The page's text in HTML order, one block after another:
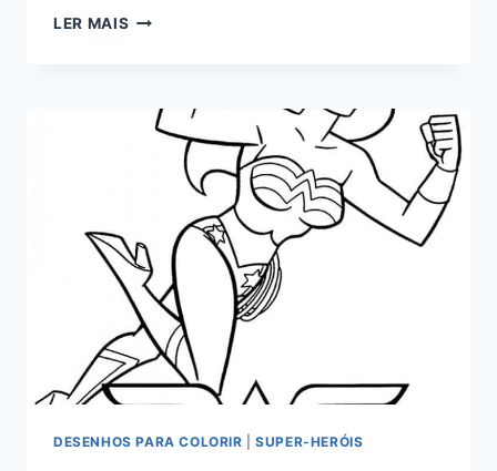
LER MAIS DRAGON
COLORIR
DESENHOS PARA COLORIR |SUPER-HERÓIS